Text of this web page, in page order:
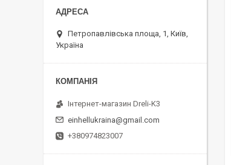
Петропавлівська площа, 1, Київ,
Україна
Інтернет-магазин Dreli-K3
einhellukraina@gmail.com
+380974823007